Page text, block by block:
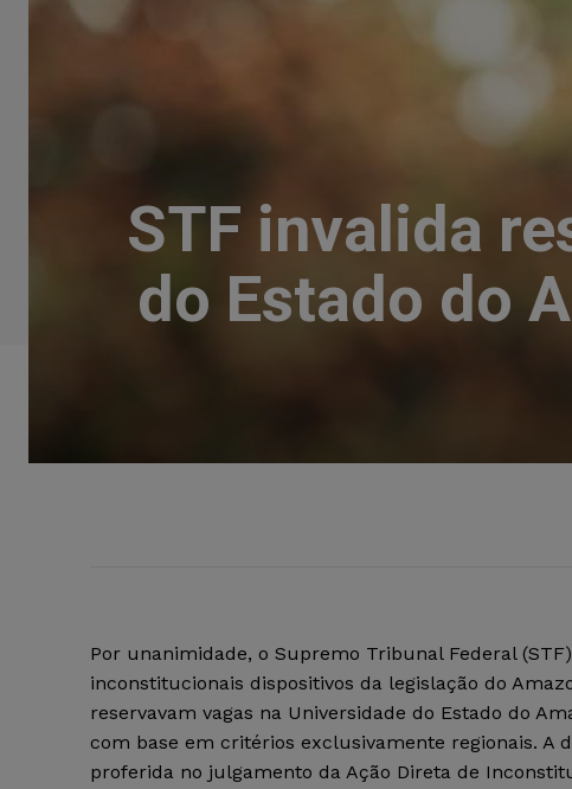
STF invalida
do Estado do
Por unanimidade, o Supremo Tribunal Federal
inconstitucionais dispositivos da legislação do
reservavam vagas na Universidade do Estado do
com base em critérios exclusivamente regionais. A
proferida no julgamento da Ação Direta de